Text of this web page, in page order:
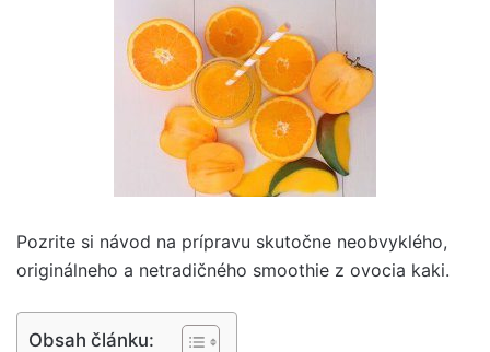
Pozrite si návod na prípravu skutočne neobvyklého,
originálneho a netradičného smoothie z ovocia kaki.
Obsah článku: